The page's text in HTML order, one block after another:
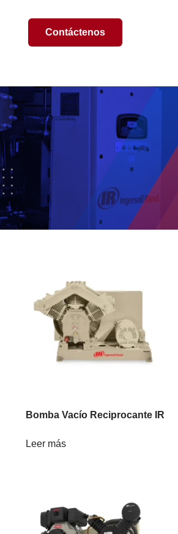
Contáctenos
Bomba Vacío Reciprocante IR
Leer más